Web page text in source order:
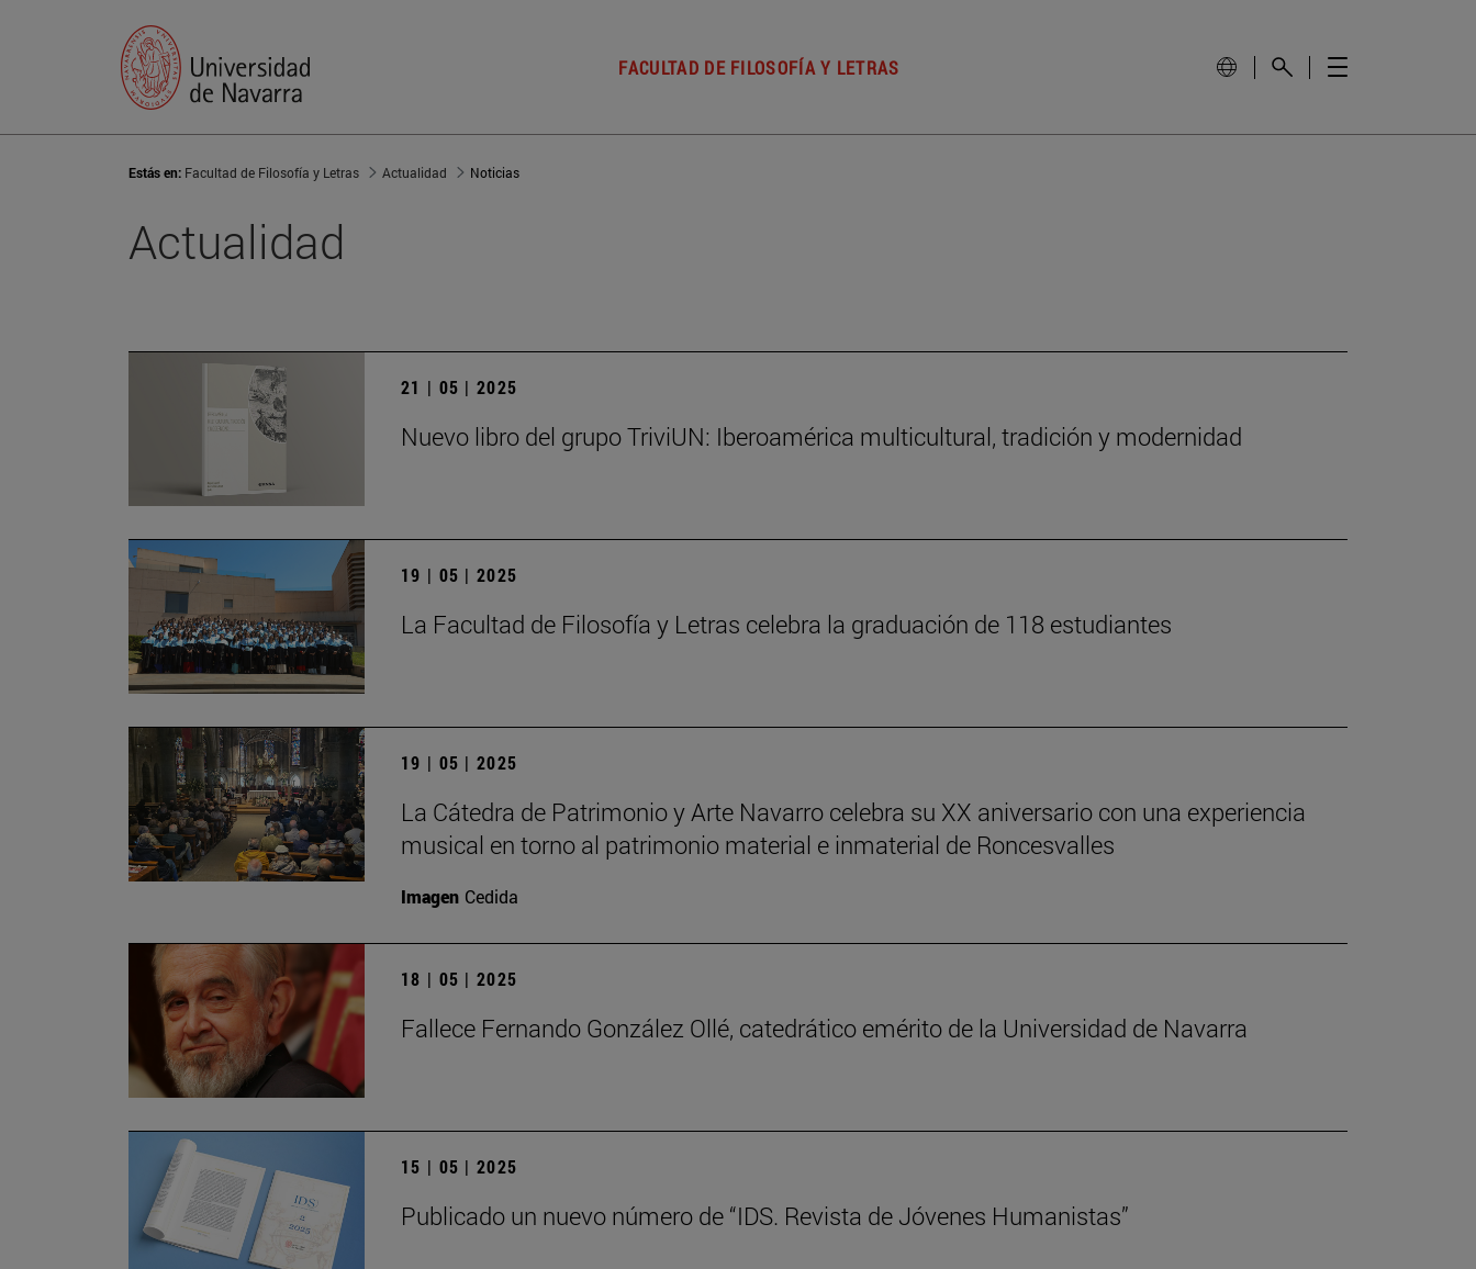
FACULTAD DE FILOSOFÍA Y LETRAS
Estás en: Facultad de Filosofía y Letras Actualidad Noticias
Actualidad
21 | 05 | 2025
Nuevo libro del grupo TriviUN: Iberoamérica multicultural, tradición y modernidad
19 | 05 | 2025
La Facultad de Filosofía y Letras celebra la graduación de 118 estudiantes
19 | 05 | 2025
La Cátedra de Patrimonio y Arte Navarro celebra su XX aniversario con una experiencia
musical en torno al patrimonio material e inmaterial de Roncesvalles
Imagen Cedida
18 | 05 | 2025
Fallece Fernando González Ollé, catedrático emérito de la Universidad de Navarra
15 | 05 | 2025
Publicado un nuevo número de “IDS. Revista de Jóvenes Humanistas”